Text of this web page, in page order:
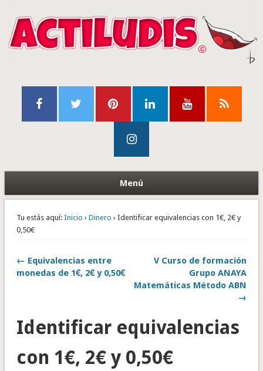
Menú
Tu estás aquí: Inicio › Dinero › Identificar equivalencias con 1€, 2€ y
0,50€
← Equivalencias entre
monedas de 1€, 2€ y 0,50€
V Curso de formación
Grupo ANAYA
Matemáticas Método ABN
→
Identificar equivalencias
con 1€, 2€ y 0,50€